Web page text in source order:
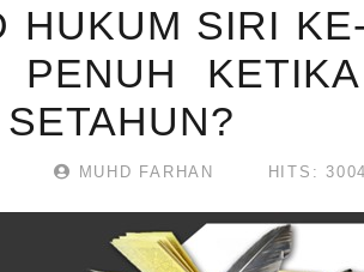
HUKUM SIRI
PENUH
MUHD FARHAN HITS: